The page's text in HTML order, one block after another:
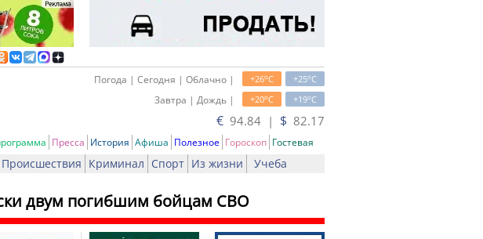
+25oC
+26oC
Погода | Сегодня | Облачно |
+19oC
+20oC
Завтра | Дождь |
€ 94.84 | $ 82.17
Пресса История Афиша Полезное Гороскоп Гостевая
Происшествия Криминал Спорт Из жизни Учеба
двум погибшим бойцам СВО